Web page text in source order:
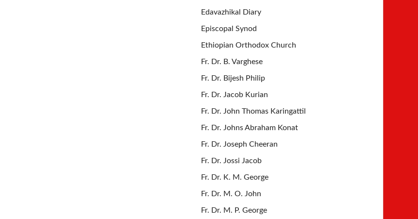
Edavazhikal Diary
Episcopal Synod
Ethiopian Orthodox Church
Fr. Dr. B. Varghese
Fr. Dr. Bijesh Philip
Fr. Dr. Jacob Kurian
Fr. Dr. John Thomas Karingattil
Fr. Dr. Johns Abraham Konat
Fr. Dr. Joseph Cheeran
Fr. Dr. Jossi Jacob
Fr. Dr. K. M. George
Fr. Dr. M. O. John
Fr. Dr. M. P. George